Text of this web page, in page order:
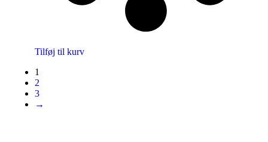
Tilføj til kurv
1
2
3
→